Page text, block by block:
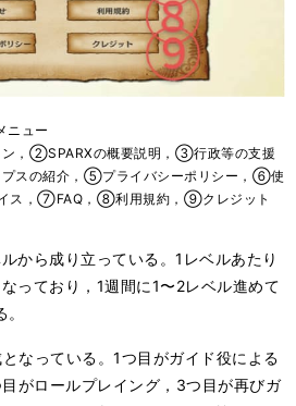
ニュー
，②SPARXの概要説明，③行政等の支援
スの紹介，⑤プライバシーポリシー，⑥使
イス，⑦FAQ，⑧利用規約，⑨クレジット
から成り立っている。1レベルあたり
っており，1週間に1〜2レベル進めて
なっている。1つ目がガイド役による
がロールプレイング，3つ目が再びガ